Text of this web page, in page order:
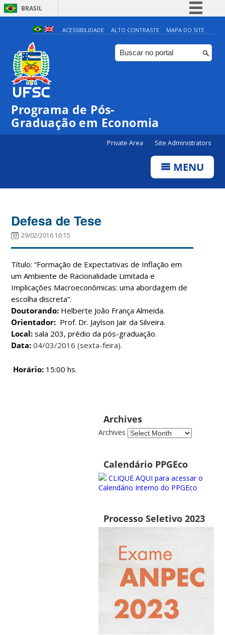
BRASIL
Simplifique!
Comunica BR
Participe
ACESSIBILIDADE ALTO CONTRASTE MAPA DO SITE
Programa de Pós-
Graduação em Economia
Private Area Site Administrators
MENU
Defesa de Tese
29/02/2016 10:15
Título: “Formação de Expectativas de Inflação em
um Ambiente de Racionalidade Limitada e
Implicações Macroeconômicas: uma abordagem de
escolha discreta”.
Doutorando: Helberte João França Almeida.
Orientador: Prof. Dr. Jaylson Jair da Silveira.
Local: sala 203, prédio da pós-graduação.
Data:04/03/2016 (sexta-feira).
Horário: 15:00 hs.
Archives
Archives
Calendário PPGEco
CLIQUE AQUI para acessar o
Calendário Interno do PPGEco
Processo Seletivo 2023